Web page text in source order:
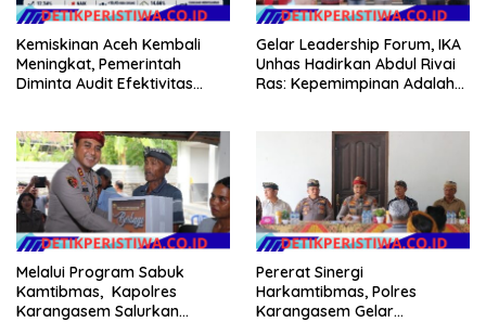
Kemiskinan Aceh Kembali
Meningkat, Pemerintah
Diminta Audit Efektivitas
Gelar Leadership Forum, IKA
Unhas Hadirkan Abdul Rivai
Ras: Kepemimpinan Adalah
Melalui Program Sabuk
Kamtibmas, Kapolres
Karangasem Salurkan
Pererat Sinergi
Harkamtibmas, Polres
Karangasem Gelar